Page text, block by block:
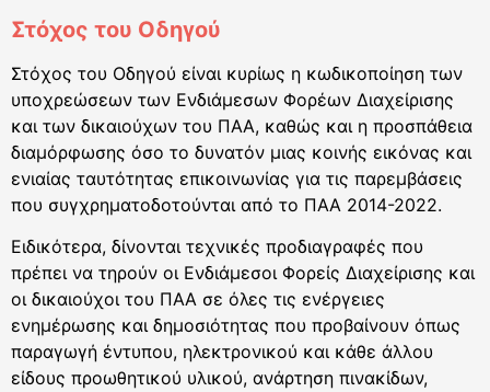
Στόχος του Οδηγού
Στόχος του Οδηγού είναι κυρίως η κωδικοποίηση των
υποχρεώσεων των Ενδιάμεσων Φορέων Διαχείρισης
και των δικαιούχων του ΠΑΑ, καθώς και η προσπάθεια
διαμόρφωσης όσο το δυνατόν μιας κοινής εικόνας και
ενιαίας ταυτότητας επικοινωνίας για τις παρεμβάσεις
που συγχρηματοδοτούνται από το ΠΑΑ 2014-2022.
Ειδικότερα, δίνονται τεχνικές προδιαγραφές που
πρέπει να τηρούν οι Ενδιάμεσοι Φορείς Διαχείρισης και
οι δικαιούχοι του ΠΑΑ σε όλες τις ενέργειες
ενημέρωσης και δημοσιότητας που προβαίνουν όπως
παραγωγή έντυπου, ηλεκτρονικού και κάθε άλλου
είδους προωθητικού υλικού, ανάρτηση πινακίδων,